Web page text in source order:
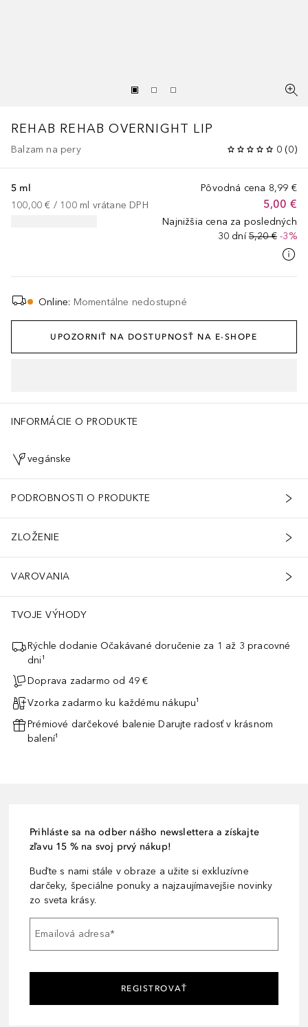
REHAB REHAB OVERNIGHT LIP
Balzam na pery 0 (0)
Pôvodná cena 8,99 €
5,00 €
Najnižšia cena za posledných
30 dní 5,20 € -3%
5 ml
100,00 € / 100 ml vrátane DPH
Online: Momentálne nedostupné
UPOZORNIŤ NA DOSTUPNOSŤ NA E-SHOPE
INFORMÁCIE O PRODUKTE
vegánske
PODROBNOSTI O PRODUKTE
ZLOŽENIE
VAROVANIA
TVOJE VÝHODY
Rýchle dodanie Očakávané doručenie za 1 až 3 pracovné
dni¹
Doprava zadarmo od 49 €
Vzorka zadarmo ku každému nákupu¹
Prémiové darčekové balenie Darujte radosť v krásnom
balení¹
Prihláste sa na odber nášho newslettera a získajte
zľavu 15 % na svoj prvý nákup!
Buďte s nami stále v obraze a užite si exkluzívne
darčeky, špeciálne ponuky a najzaujímavejšie novinky
zo sveta krásy.
Emailová adresa*
REGISTROVAŤ